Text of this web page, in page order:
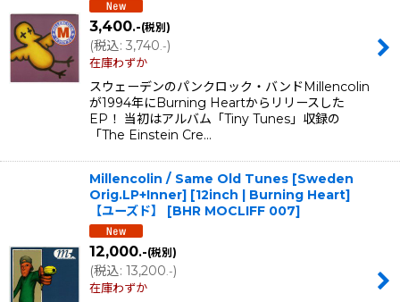
3,400.-(税別)
(税込: 3,740 .-)
在庫わずか
スウェーデンのパンクロック・バンドMillencolin
が1994年にBurning Heartからリリースした
EP！ 当初はアルバム「Tiny Tunes」収録の
「The Einstein Cre…
Millencolin / Same Old Tunes [Sweden
Orig.LP+Inner] [12inch | Burning Heart]
【ユーズド】
[BHR MOCLIFF 007]
12,000.-(税別)
(税込: 13,200 .-)
在庫わずか